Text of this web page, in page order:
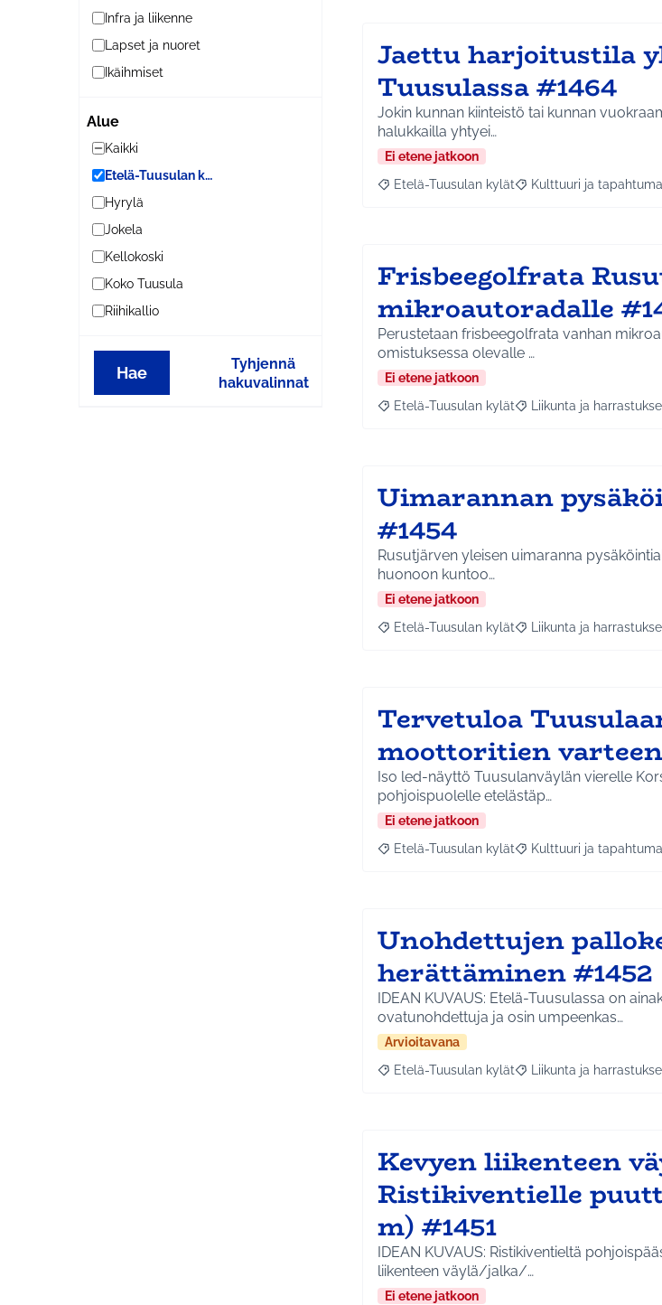
Infra ja liikenne
Lapset ja nuoret
Ikäihmiset
Alue
Kaikki
Etelä-Tuusulan kylät
Hyrylä
Jokela
Kellokoski
Koko Tuusula
Riihikallio
Hae
Tyhjennä
hakuvalinnat
Jaettu harjoitustila
Tuusulassa #1464
Jokin kunnan kiinteistö tai kunnan
halukkailla yhtyei…
Ei etene jatkoon
Rajaa tulokset aihepiirin mukaan: Etelä-
Etelä-Tuusulan kylät Rajaa tulokset teeman
Kulttuuri ja
Frisbeegolfrata
mikroautoradalle
Perustetaan frisbeegolfrata vanhan mikroautoradan
omistuksessa olevalle …
Ei etene jatkoon
Rajaa tulokset aihepiirin mukaan: Etelä-
Etelä-Tuusulan kylät Rajaa tulokset teeman
Liikunta ja
Uimarannan
#1454
Rusutjärven yleisen uimaranna
huonoon kuntoo…
Ei etene jatkoon
Rajaa tulokset aihepiirin mukaan: Etelä-
Etelä-Tuusulan kylät Rajaa tulokset teeman
Liikunta ja
Tervetuloa
moottoritien
Iso led-näyttö Tuusulanväylän vierelle
pohjoispuolelle etelästäp…
Ei etene jatkoon
Rajaa tulokset aihepiirin mukaan: Etelä-
Etelä-Tuusulan kylät Rajaa tulokset teeman
Kulttuuri ja
Unohdettujen
herättäminen #1452
IDEAN KUVAUS: Etelä-Tuusulassa on
ovatunohdettuja ja osin umpeenkas…
Arvioitavana
Rajaa tulokset aihepiirin mukaan: Etelä-
Etelä-Tuusulan kylät Rajaa tulokset teeman
Liikunta ja
Kevyen liikenteen
Ristikiventielle
m) #1451
IDEAN KUVAUS: Ristikiventieltä
liikenteen väylä/jalka/…
Ei etene jatkoon